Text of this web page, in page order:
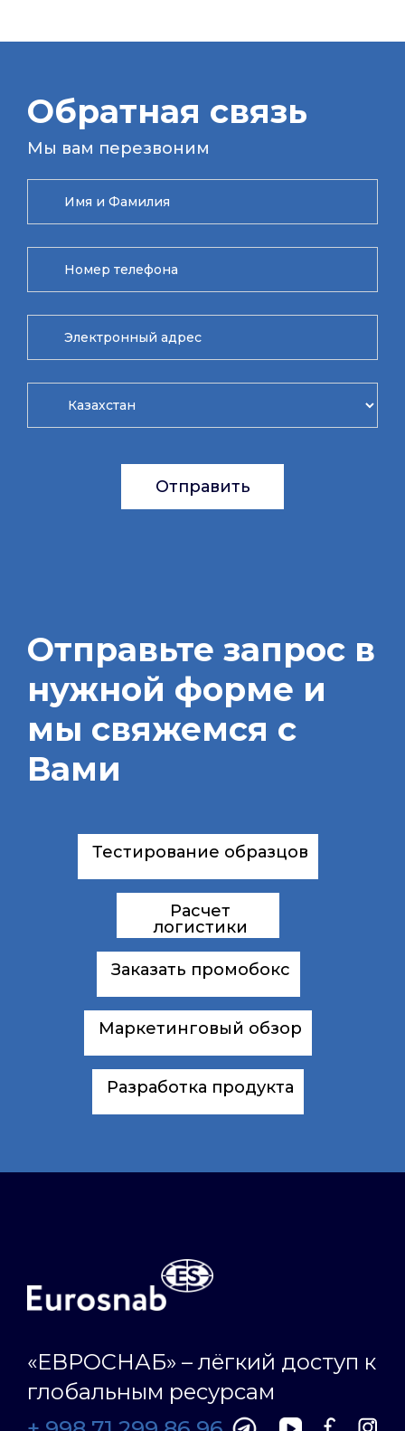
Обратная связь
Мы вам перезвоним
Отправить
Отправьте запрос в
нужной форме и
мы свяжемся с
Вами
Тестирование образцов
Расчет
логистики
Заказать промобокс
Маркетинговый обзор
Разработка продукта
«ЕВРОСНАБ» – лёгкий доступ к
глобальным ресурсам